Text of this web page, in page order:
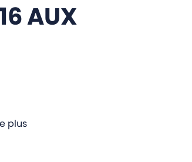
AUX
plus